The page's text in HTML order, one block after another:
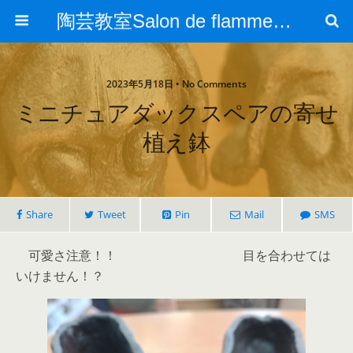
陶芸教室Salon de flamme/東川口陶芸教室/陶芸広場
2023年5月18日 • No Comments
ミニチュアダックスペアの寄せ
植え鉢
Share Tweet Pin Mail SMS
可愛さ注意！！ 目を合わせては
いけません！？